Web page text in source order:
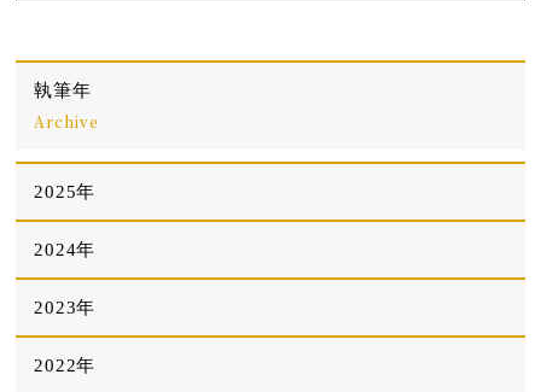
執筆年
Archive
2025年
2024年
2023年
2022年